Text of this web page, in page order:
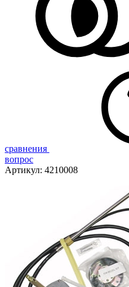
сравнения
вопрос
Артикул: 4210008